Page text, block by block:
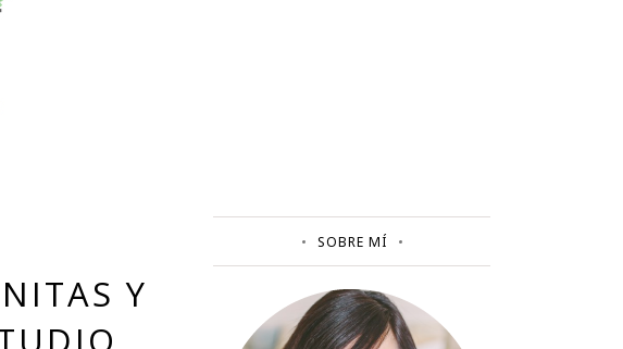
Y
SOBRE MÍ